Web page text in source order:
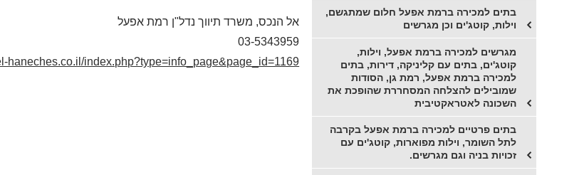
אל הנכס, משרד תיווך נדל"ן רמת אפעל
03-5343959
haneches.co.il/index.php?type=info_page&page_id=1169
בתים למכירה ברמת אפעל חלום שמתגשם,
וילות, קוטג'ים וכן מגרשים
מגרשים למכירה ברמת אפעל, וילות,
קוטג'ים, בתים עם קליניקה, דירות, בתים
למכירה ברמת אפעל, רמת גן, הסודות
שמובילים להצלחה המסחררת שהופכת את
השכונה לאטראקטיבית
בתים פרטיים למכירה ברמת אפעל בקרבה
לתל השומר, וילות מפוארות, קוטג'ים עם
זכויות בניה וגם מגרשים.